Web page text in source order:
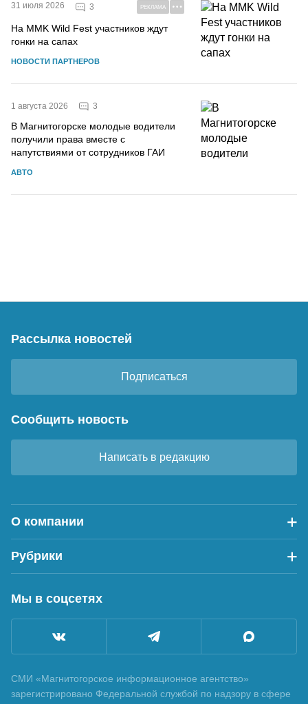
31 июля 2026 3 РЕКЛАМА
На MMK Wild Fest участников ждут
гонки на сапах
НОВОСТИ ПАРТНЕРОВ
1 августа 2026 3
В Магнитогорске молодые водители
получили права вместе с
напутствиями от сотрудников ГАИ
АВТО
Рассылка новостей
Подписаться
Сообщить новость
Написать в редакцию
О компании
Рубрики
Мы в соцсетях
СМИ «Магнитогорское информационное агентство»
зарегистрировано Федеральной службой по надзору в сфере